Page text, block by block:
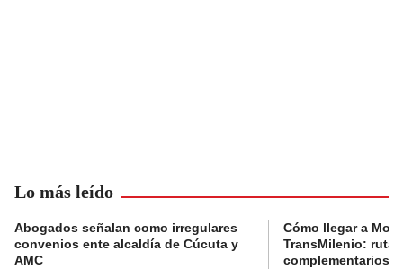
Lo más leído
Abogados señalan como irregulares
convenios ente alcaldía de Cúcuta y
AMC
Cómo llegar a
TransMilenio:
complementarios